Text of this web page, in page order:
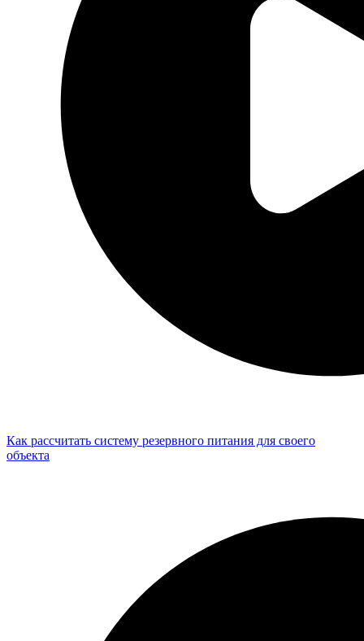
Как рассчитать систему резервного питания для своего
объекта